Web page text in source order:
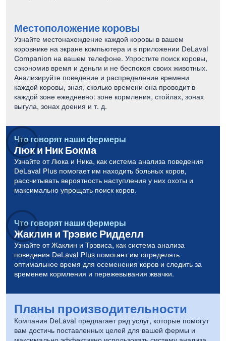
Местоположение коровы
Узнайте местонахождение каждой коровы в вашем
коровнике на экране компьютера и в приложении DeLaval
Companion на вашем телефоне. Упростите поиск коровы,
сэкономив время и деньги и не беспокоя своих животных.
Анализируйте поведение и распределение времени
каждой коровы, зная, сколько времени она проводит в
каждой зоне ежедневно: зоне кормления, стойлах, зонах
выгула, зонах доения и т. д.
Что говорят наши фермеры
Люк и Ник Бокма
Узнайте от Люка и Ника, как система анализа поведения
DeLaval Plus помогает им находить больных коров,
рассчитывать вероятность наступления у них охоты и
максимально упрощать поиск коров.
Что говорят наши фермеры
Жаклин и Трэвис Ридделл
Узнайте от Жаклин и Трэвиса, как система анализа
поведения DeLaval Plus помогает им определять
оптимальное время для осеменения коров и следить за
временем кормления и пережевывания жвачки.
Планы производительности
Компания DeLaval предлагает ряд услуг, которые помогут
вам достичь поставленных целей для вашей фермы и